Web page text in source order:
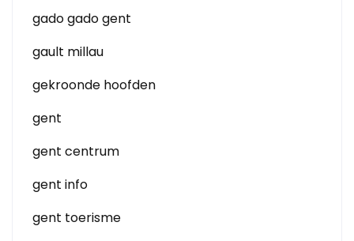
gado gado gent
gault millau
gekroonde hoofden
gent
gent centrum
gent info
gent toerisme